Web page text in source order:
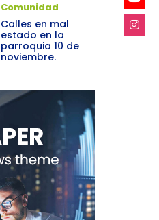
Comunidad
Calles en mal
estado en la
parroquia 10 de
noviembre.